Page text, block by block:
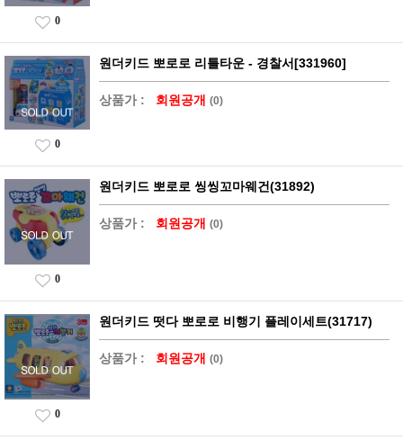
0
원더키드 뽀로로 리틀타운 - 경찰서[331960]
상품가 : 회원공개 (0)
0
원더키드 뽀로로 씽씽꼬마웨건(31892)
상품가 : 회원공개 (0)
0
원더키드 떳다 뽀로로 비행기 플레이세트(31717)
상품가 : 회원공개 (0)
0